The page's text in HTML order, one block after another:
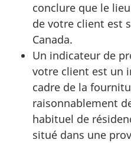
conclure que le
de votre client est
Canada.
Un indicateur de
votre client est un
cadre de la
raisonnablement
habituel de
situé dans une